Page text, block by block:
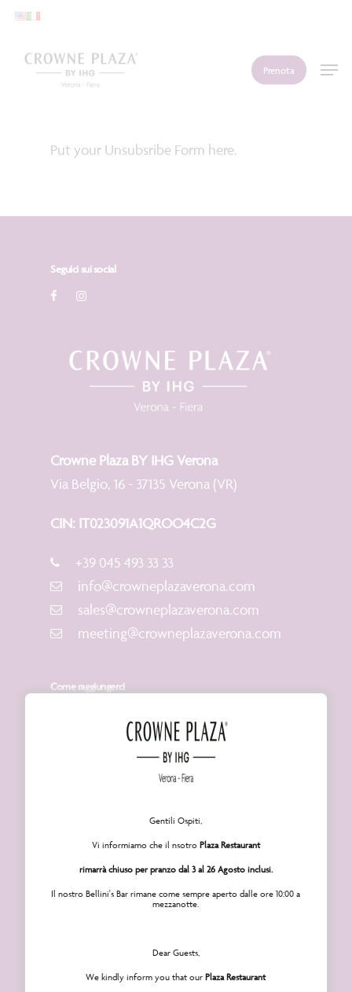
Skip
main
Prenota
Menu
Put your Unsubsribe Form here.
Seguici sui social
Crowne Plaza BY IHG Verona
Via Belgio, 16 - 37135 Verona (VR)
CIN: IT023091A1QROO4C2G
+39 045 493 33 33
info@crowneplazaverona.com
sales@crowneplazaverona.com
meeting@crowneplazaverona.com
Come raggiungerci
Camere
Camera standard
Crowne Suite
Gentili Ospiti,
Vi informiamo che il nsotro Plaza Restaurant
rimarrà chiuso per pranzo dal 3 al 26 Agosto inclusi.
Il nostro Bellini's Bar rimane come sempre aperto dalle ore 10:00 a
mezzanotte.
Dear Guests,
We kindly inform you that ourPlaza Restaurant